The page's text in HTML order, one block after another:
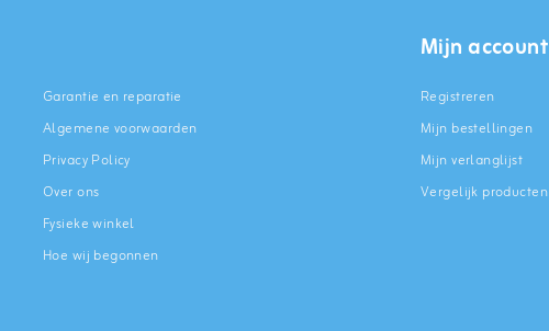
Garantie en reparatie
Algemene voorwaarden
Privacy Policy
Over ons
Fysieke winkel
Hoe wij begonnen
Mijn account
Registreren
Mijn bestellingen
Mijn verlanglijst
Vergelijk producten